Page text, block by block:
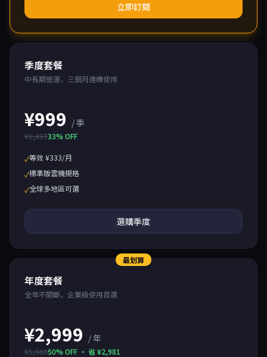
立即訂閱
季度套餐
中長期營運，三個月連續使用
¥999 / 季
¥1,49733% OFF
✓等效 ¥333/月
✓標準版雲機規格
✓全球多地區可選
選購季度
最划算
年度套餐
全年不間斷，企業級使用首選
¥2,999 / 年
¥5,98050% OFF · 省 ¥2,981